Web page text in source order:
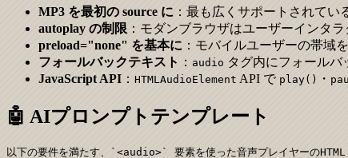
MP3 を最初の source に ：最も広くサポートされてい
autoplay の制限 ：モダンブラウザはユーザーインタ
preload="none" を基本に ：モバイルユーザーの帯域
フォールバックテキスト ： audio タグ内にフォールバ
JavaScript API ： HTMLAudioElement API で play() ・
🤖 AIプロンプトテンプレート
以下の要件を満たす、`<audio>` 要素を使った音声プレイヤーのHTML